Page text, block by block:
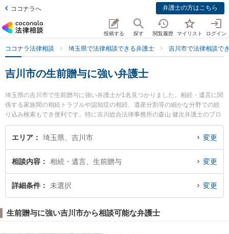
ココナラへ 弁護士の方はこちら
投稿する 探す 閲覧履歴 マイリスト ログイン
ココナラ法律相談 埼玉県で法律相談できる弁護士 吉川市で法律相談で
吉川市の生前贈与に強い弁護士
埼玉県の吉川市で生前贈与に強い弁護士が1名見つかりました。相続・遺言に関
係する家族間の相続トラブルや認知症の相続、遺産分割等の細かな分野での絞
り込み検索もでき便利です。特に吉川総合法律事務所の森山 健次弁護士のプロ
フィール情報や弁護士費用、強みなどが注目されています。『吉川市で土日や
夜間に発生した生前贈与のトラブルを今すぐに弁護士に相談したい』『生前贈
の相談者さんにおすすめです。
エリア 埼玉県、吉川市 変更
相談内容 相続・遺言、生前贈与 変更
詳細条件 未選択 変更
生前贈与に強い吉川市から相談可能な弁護士